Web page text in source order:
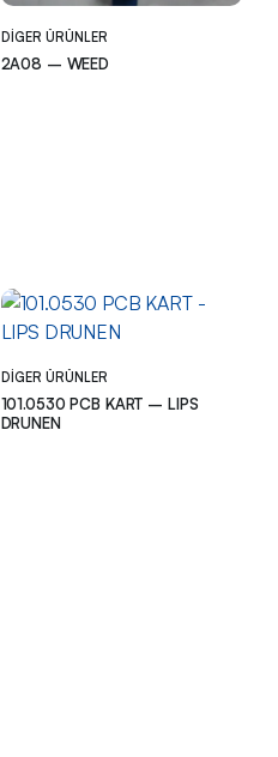
DIGER ÜRÜNLER
2A08 – WEED
DIGER ÜRÜNLER
101.0530 PCB KART – LIPS
DRUNEN